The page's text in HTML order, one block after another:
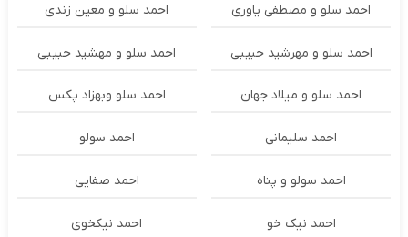
احمد سلو و مصطفی یاوری احمد سلو و معین زندی
احمد سلو و مهرشید حبیبی احمد سلو و مهشید حبیبی
احمد سلو و میلاد جهان احمد سلو وبهزاد پکس
احمد سلیمانی احمد سولو
احمد سولو و پناه احمد صفایی
احمد نیک خو احمد نیکخوی